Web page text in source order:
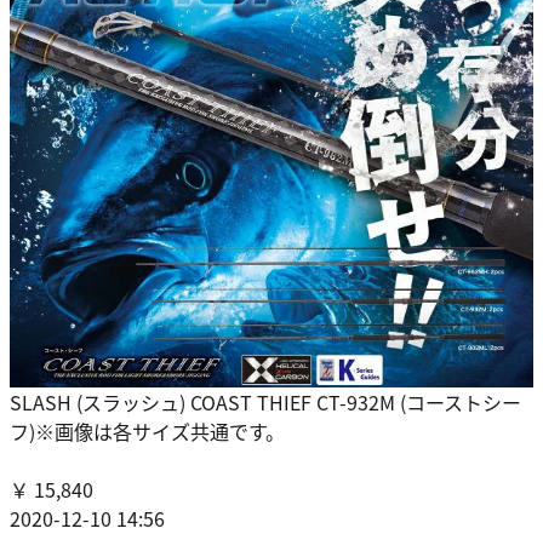
SLASH (スラッシュ) COAST THIEF CT-932M (コーストシー
フ)※画像は各サイズ共通です。
￥ 15,840
2020-12-10 14:56